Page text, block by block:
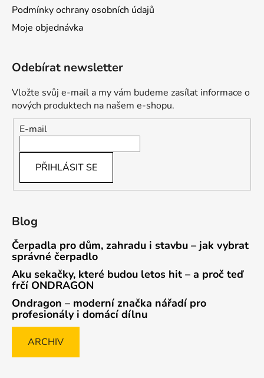
Podmínky ochrany osobních údajů
Moje objednávka
Odebírat newsletter
Vložte svůj e-mail a my vám budeme zasílat informace o
nových produktech na našem e-shopu.
E-mail
PŘIHLÁSIT SE
Blog
Čerpadla pro dům, zahradu i stavbu – jak vybrat
správné čerpadlo
Aku sekačky, které budou letos hit – a proč teď
frčí ONDRAGON
Ondragon – moderní značka nářadí pro
profesionály i domácí dílnu
ARCHIV